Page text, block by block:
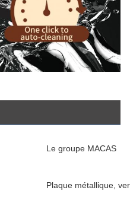
Le groupe MACAS
Plaque métallique,